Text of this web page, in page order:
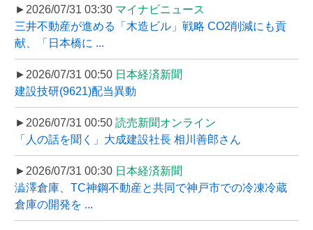
►2026/07/31 03:30 マイナビニュース
三井不動産が進める「木造ビル」戦略 CO2削減にも貢
献、「日本橋に ...
►2026/07/31 00:50 日本経済新聞
建設技研(9621)配当異動
►2026/07/31 00:50 読売新聞オンライン
「人の話を聞く」大成建設社長 相川善郎さん
►2026/07/31 00:30 日本経済新聞
澁澤倉庫、TC神鋼不動産と共同で神戸市での冷凍冷蔵
倉庫の開発を ...